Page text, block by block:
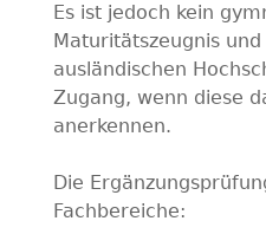
Es ist jedoch kein
Maturitätszeugnis
ausländischen
Zugang, wenn diese
anerkennen.
Die
Fachbereiche: